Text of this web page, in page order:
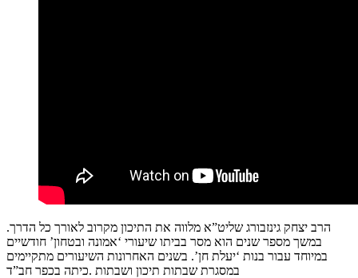
הרב יצחק גינזבורג שליט”א מלווה את התיכון מקרוב לאורך כל הדרך.
במשך מספר שנים הוא מסר בביתו שיעורי ‘אמונה ובטחון’ חודשיים
במיוחד עבור בנות ‘יעלת חן’. בשנים האחרונות השיעורים מתקיימים
במסגרת שבתות תיכון ושבתות .כיתה בכפר חב”ד